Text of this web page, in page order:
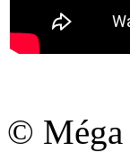
© Méga